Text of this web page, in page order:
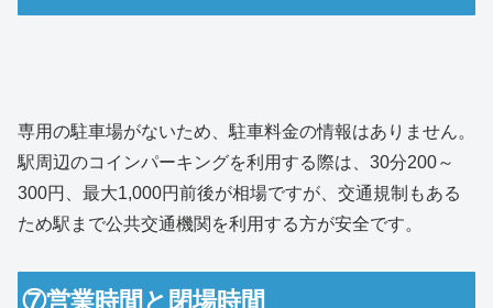
専用の駐車場がないため、駐車料金の情報はありません。
駅周辺のコインパーキングを利用する際は、30分200～
300円、最大1,000円前後が相場ですが、交通規制もある
ため駅まで公共交通機関を利用する方が安全です。
⑦営業時間と閉場時間